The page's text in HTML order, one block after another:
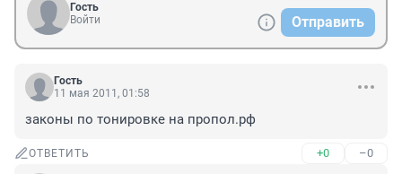
Гость
Войти
Отправить
Гость
11 мая 2011, 01:58
законы по тонировке на пропол.рф
ОТВЕТИТЬ +0 –0